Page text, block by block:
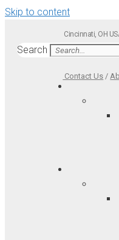
Skip to content
Cincinnati, OH
Search
Contact Us /